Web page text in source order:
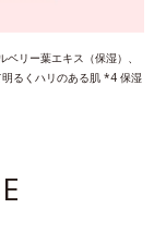
リー葉エキス（保湿）、
るくハリのある肌 *4 保湿